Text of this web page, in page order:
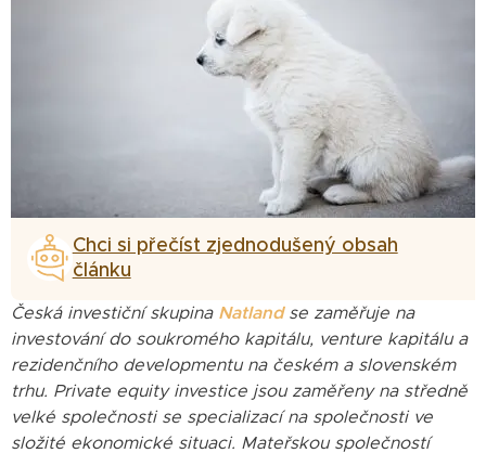
Chci si přečíst zjednodušený obsah
článku
Česká investiční skupina Natlandse zaměřuje na
investování do soukromého kapitálu, venture kapitálu a
rezidenčního developmentu na českém a slovenském
trhu. Private equity investice jsou zaměřeny na středně
velké společnosti se specializací na společnosti ve
složité ekonomické situaci. Mateřskou společností